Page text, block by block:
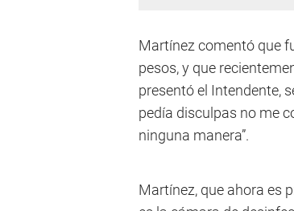
Martínez comentó que
pesos, y que
presentó el Intendente,
pedía disculpas no me
ninguna manera”.
Martínez, que ahora es